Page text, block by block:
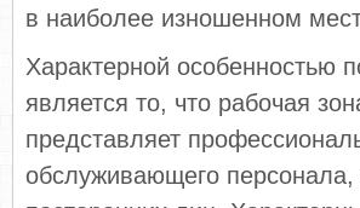
в наиболее изношенном
Характерной особенностью
является то, что рабочая
представляет
обслуживающего